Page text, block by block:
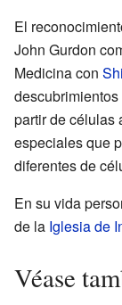
El
John Gurdon
Medicina con
partir de células
especiales que
diferentes de
En su vida
de la Iglesia de
Véase